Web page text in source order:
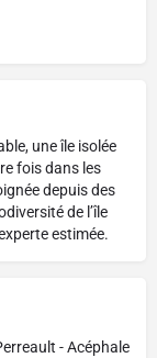
une île isolée
fois dans les
depuis des
de l’île
estimée.
- Acéphale